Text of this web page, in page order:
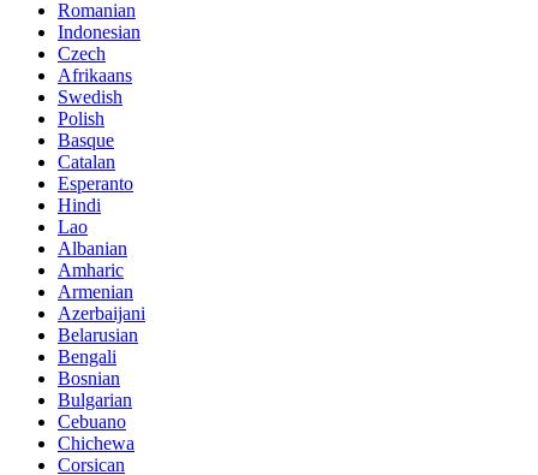
Romanian
Indonesian
Czech
Afrikaans
Swedish
Polish
Basque
Catalan
Esperanto
Hindi
Lao
Albanian
Amharic
Armenian
Azerbaijani
Belarusian
Bengali
Bosnian
Bulgarian
Cebuano
Chichewa
Corsican